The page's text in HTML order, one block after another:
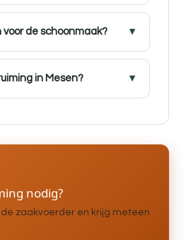
voor de schoonmaak?
in Mesen?
nodig?
zaakvoerder en krijg meteen